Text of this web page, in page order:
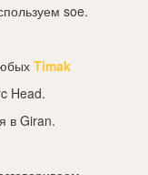
soe.
Timak
Head.
в Giran.